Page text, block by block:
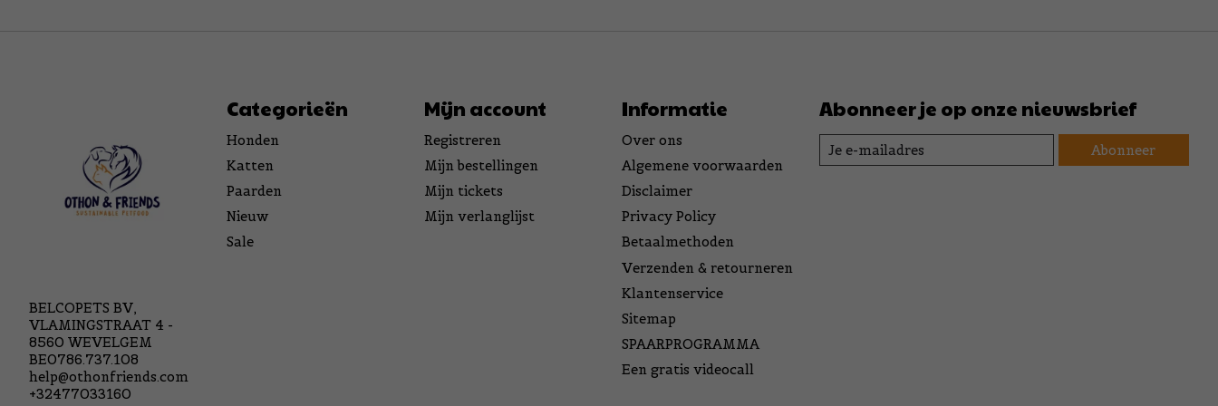
BELCOPETS BV,
VLAMINGSTRAAT 4 -
8560 WEVELGEM
BE0786.737.108
help@othonfriends.com
+32477033160
Categorieën
Honden
Katten
Paarden
Nieuw
Sale
Mijn account
Registreren
Mijn bestellingen
Mijn tickets
Mijn verlanglijst
Informatie
Over ons
Algemene voorwaarden
Disclaimer
Privacy Policy
Betaalmethoden
Verzenden & retourneren
Klantenservice
Sitemap
SPAARPROGRAMMA
Een gratis videocall
Abonneer je op onze nieuwsbrief
Abonneer